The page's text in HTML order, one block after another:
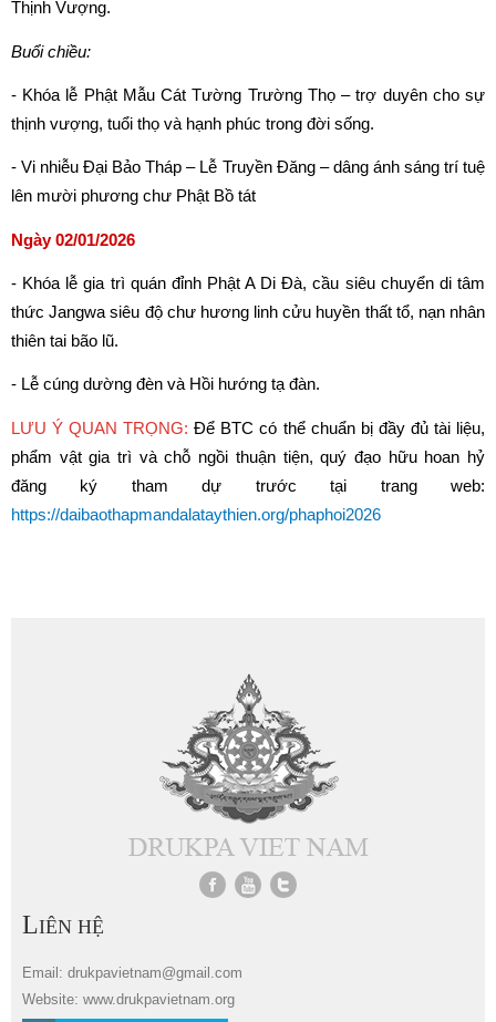
Thịnh Vượng.
Buổi chiều:
- Khóa lễ Phật Mẫu Cát Tường Trường Thọ – trợ duyên cho sự
thịnh vượng, tuổi thọ và hạnh phúc trong đời sống.
- Vi nhiễu Đại Bảo Tháp – Lễ Truyền Đăng – dâng ánh sáng trí tuệ
lên mười phương chư Phật Bồ tát
Ngày 02/01/2026
- Khóa lễ gia trì quán đỉnh Phật A Di Đà, cầu siêu chuyển di tâm
thức Jangwa siêu độ chư hương linh cửu huyền thất tổ, nạn nhân
thiên tai bão lũ.
- Lễ cúng dường đèn và Hồi hướng tạ đàn.
LƯU Ý QUAN TRỌNG: Để BTC có thể chuẩn bị đầy đủ tài liệu,
phẩm vật gia trì và chỗ ngồi thuận tiện, quý đạo hữu hoan hỷ
https://daibaothapmandalataythien.org/phaphoi2026
LIÊN HỆ
Email: drukpavietnam@gmail.com
Website: www.drukpavietnam.org